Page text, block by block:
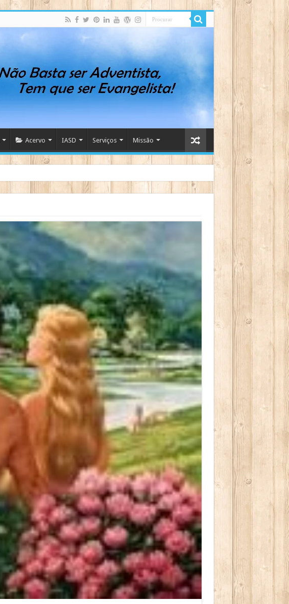
Acervo IASD Serviços Missão